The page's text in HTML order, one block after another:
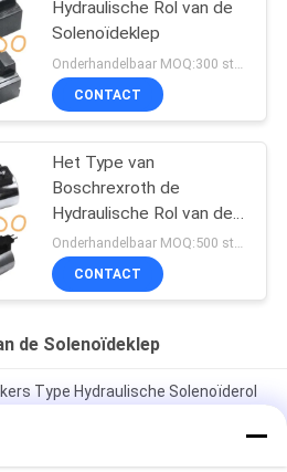
Hydraulische Rol van de
Solenoïdeklep
CONTACT
Het Type van
Boschrexroth de
Hydraulische Rol van de
Solenoïdeklep
Onderhandelbaar MOQ:500 stuks
CONTACT
de Solenoïdeklep
Type Hydraulische Solenoïderol
02-101726 110VAC 02-